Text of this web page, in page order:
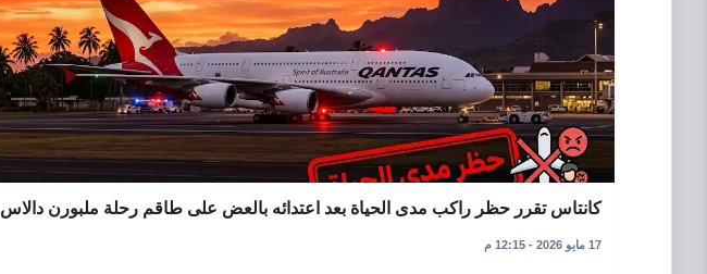
كانتاس تقرر حظر راكب مدى الحياة بعد اعتدائه بالعض على طاقم رحلة ملبورن دالاس
17 مايو 2026 - 12:15 م